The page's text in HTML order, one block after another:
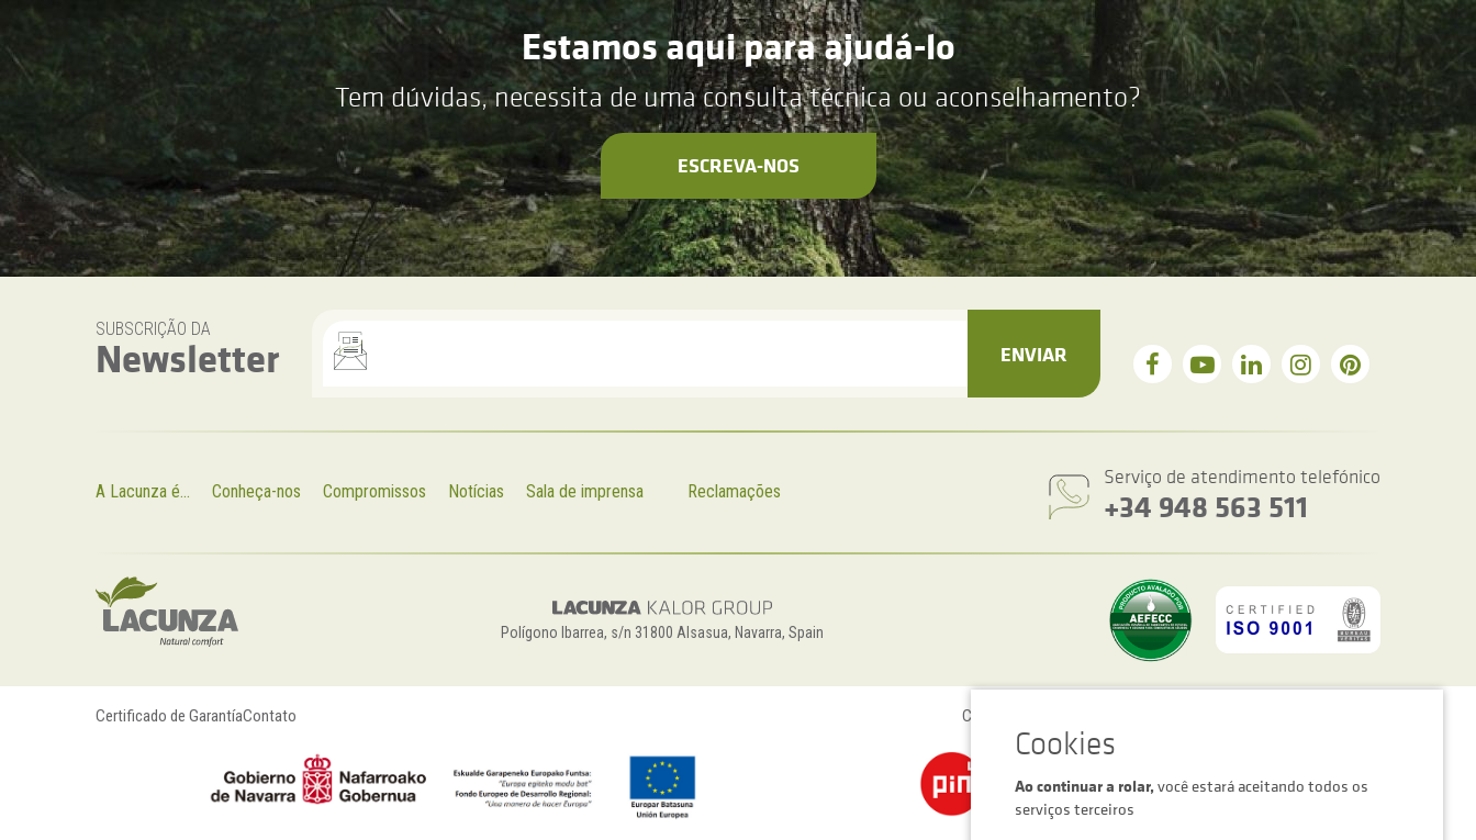
Estamos aqui para ajudá-lo
Tem dúvidas, necessita de uma consulta técnica ou aconselhamento?
ESCREVA-NOS
SUBSCRIÇÃO DA
Newsletter ENVIAR
A Lacunza é... Conheça-nos Compromissos Notícias Sala de imprensa Reclamações
Serviço de atendimento telefónico
+34 948 563 511
Polígono Ibarrea, s/n 31800 Alsasua, Navarra, Spain
Certificado de GarantíaContato Configurações de cookies
Ao continuar a rolar,você estará aceitando todos os
serviços terceiros